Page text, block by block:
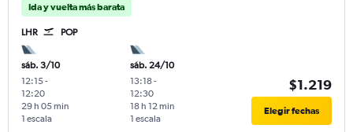
Ida y vuelta más barata
LHR POP
sáb. 3/10
12:15-
12:20
1 escala
29 h 05 min
sáb. 24/10
13:18-
12:30
1 escala
18 h 12 min
$1.219
Elegir fechas